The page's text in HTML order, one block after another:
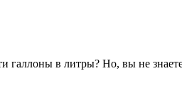
галлоны в литры? Но, вы не